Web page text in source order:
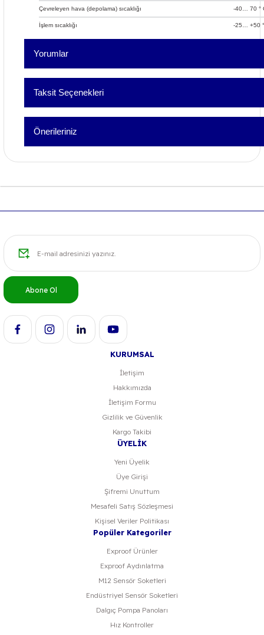
Çevreleyen hava (depolama) sıcaklığı -40… 70 °
İşlem sıcaklığı -25… +50
Yorumlar
Bu ürüne ilk yorumu siz
Taksit Seçenekleri
Önerileriniz
Görüş ve önerileriniz için teşekkür ederiz.
Ürün açıklamasında eksik bilgiler bulunuyor.
Ürün bilgilerinde hatalar bulunuyor.
Bu ürüne benzer farklı alternatifler olmalı.
Abone Ol
KURUMSAL
İletişim
Hakkımızda
İletişim Formu
Gizlilik ve Güvenlik
Kargo Takibi
ÜYELİK
Yeni Üyelik
Üye Girişi
Şifremi Unuttum
Mesafeli Satış Sözleşmesi
Kişisel Veriler Politikası
Popüler Kategoriler
Exproof Ürünler
Exproof Aydınlatma
M12 Sensör Soketleri
Endüstriyel Sensör Soketleri
Dalgıç Pompa Panoları
Hız Kontroller